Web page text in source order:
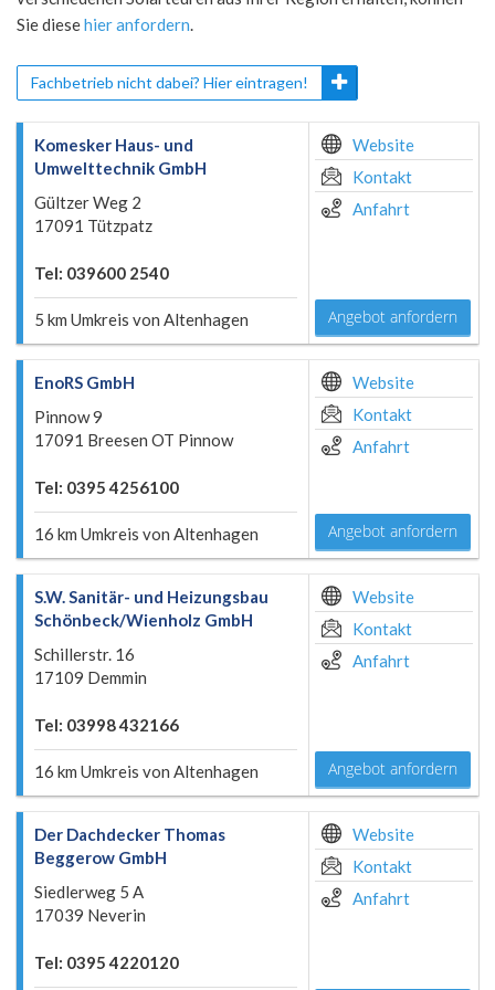
Sie diesehier anfordern.
Fachbetrieb nicht dabei? Hier eintragen!
Komesker Haus- und
Umwelttechnik GmbH
Gültzer Weg 2
17091 Tützpatz
Tel: 039600 2540
5 km Umkreis von Altenhagen
Website
Kontakt
Anfahrt
Angebot anfordern
EnoRS GmbH
Pinnow 9
17091 Breesen OT Pinnow
Tel: 0395 4256100
16 km Umkreis von Altenhagen
Website
Kontakt
Anfahrt
Angebot anfordern
S.W. Sanitär- und Heizungsbau
Schönbeck/Wienholz GmbH
Schillerstr. 16
17109 Demmin
Tel: 03998 432166
16 km Umkreis von Altenhagen
Website
Kontakt
Anfahrt
Angebot anfordern
Der Dachdecker Thomas
Beggerow GmbH
Siedlerweg 5 A
17039 Neverin
Tel: 0395 4220120
Website
Kontakt
Anfahrt